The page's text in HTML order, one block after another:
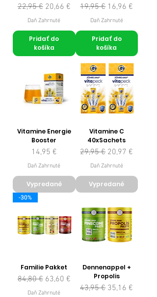
Normálna cena
22,95 € Zľavnená cena
20,66 €
Daň Zahrnuté
Pridať do
košíka
Normálna cena
19,95 € Zľavnená cena
16,96 €
Daň Zahrnuté
Pridať do
košíka
Vitamine Energie
Booster
Cena
14,95 €
Daň Zahrnuté
Vypredané
Vitamine C
40xSachets
Normálna cena
29,95 € Zľavnená cena
20,97 €
Daň Zahrnuté
Vypredané
-30%
Familie Pakket
Normálna cena
84,80 € Zľavnená cena
63,60 €
Daň Zahrnuté
Dennenappel +
Propolis
Normálna cena
43,95 € Zľavnená cena
35,16 €